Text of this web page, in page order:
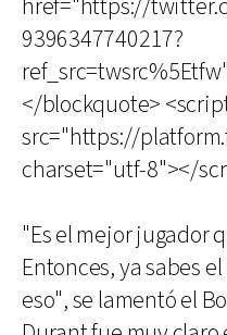
href="https://
9396347740217?
</blockquote>
src="https://
charset="utf-8"></
"Es el mejor jugador
Entonces, ya sabes
eso", se lamentó el